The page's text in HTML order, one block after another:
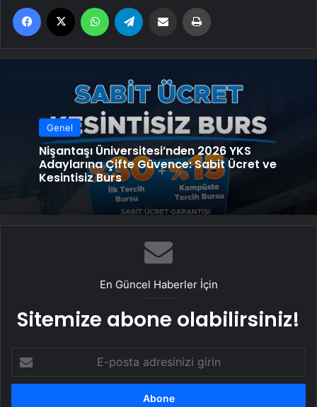
Facebook WhatsApp Email'den paylaş
Genel
Nişantaşı Üniversitesi’nden 2026 YKS
Adaylarına Çifte Güvence: Sabit Ücret ve
Kesintisiz Burs
En Güncel Haberler İçin
Sitemize abone olabilirsiniz!
posta
adresinizi